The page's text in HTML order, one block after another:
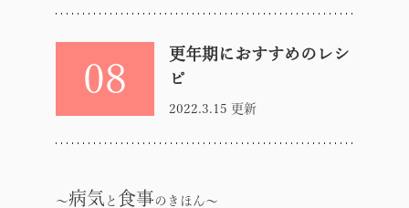
08
更年期におすすめのレシ
ピ
2022.3.15 更新
病気 と 食事のきほん